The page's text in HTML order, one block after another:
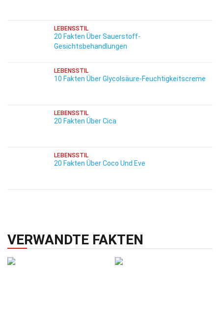
LEBENSSTIL
20 Fakten Über Sauerstoff-
Gesichtsbehandlungen
LEBENSSTIL
10 Fakten Über Glycolsäure-Feuchtigkeitscreme
LEBENSSTIL
20 Fakten Über Cica
LEBENSSTIL
20 Fakten Über Coco Und Eve
VERWANDTE FAKTEN